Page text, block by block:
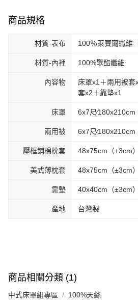
商品規格
材質-表布 100％萊賽爾纖維
材質-內裡 100%聚酯纖維
內容物
床罩x1＋兩用被
套x2＋靠墊x1
床罩 6x7尺∕180x210cm
兩用被 6x7尺∕180x210cm
壓框鋪棉枕套 48x75cm（±3cm）
美式薄枕套 48x75cm（±3cm）
靠墊 40x40cm（±3cm）
產地 台灣製
商品相關分類 (1)
中式床罩組專區 100%天絲